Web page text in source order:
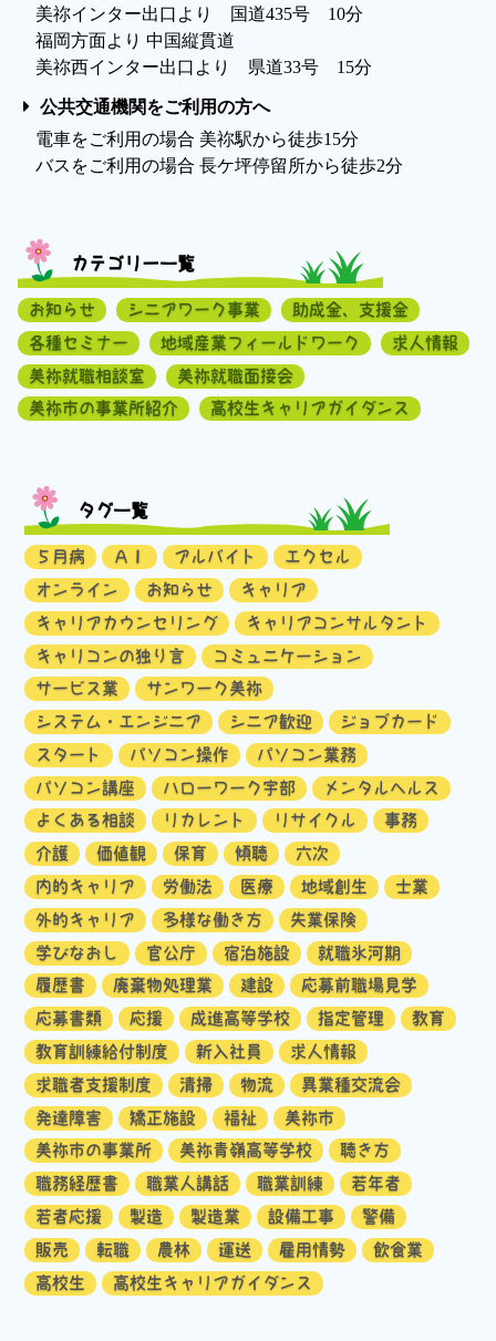
美祢インター出口より 国道435号 10分
福岡方面より 中国縦貫道
美祢西インター出口より 県道33号 15分
公共交通機関をご利用の方へ
電車をご利用の場合 美祢駅から徒歩15分
バスをご利用の場合 長ケ坪停留所から徒歩2分
カテゴリー一覧
お知らせ シニアワーク事業
助成金、支援金
各種セミナー
地域産業フィールドワーク
求人情報
美祢就職相談室
美祢就職面接会
美祢市の事業所紹介
高校生キャリアガイダンス
タグ一覧
５月病 ＡＩ アルバイト
エクセル
オンライン
お知らせ
キャリア
キャリアカウンセリング
キャリアコンサルタント
キャリコンの独り言
コミュニケーション
サービス業
サンワーク美祢
システム・エンジニア
シニア歓迎
ジョブカード
スタート
パソコン操作
パソコン業務
パソコン講座
ハローワーク宇部
メンタルヘルス
よくある相談
リカレント リサイクル
事務
介護
価値観 保育 傾聴
六次
内的キャリア
労働法 医療 地域創生
士業
外的キャリア
多様な働き方
失業保険
学びなおし
官公庁 宿泊施設
就職氷河期
履歴書
廃棄物処理業 建設
応募前職場見学
応募書類
応援 成進高等学校 指定管理
教育
教育訓練給付制度
新入社員
求人情報
求職者支援制度
清掃 物流
異業種交流会
発達障害
矯正施設 福祉
美祢市
美祢市の事業所
美祢青嶺高等学校
聴き方
職務経歴書
職業人講話 職業訓練
若年者
若者応援
製造 製造業 設備工事
警備
販売
転職 農林 運送 雇用情勢
飲食業
高校生
高校生キャリアガイダンス